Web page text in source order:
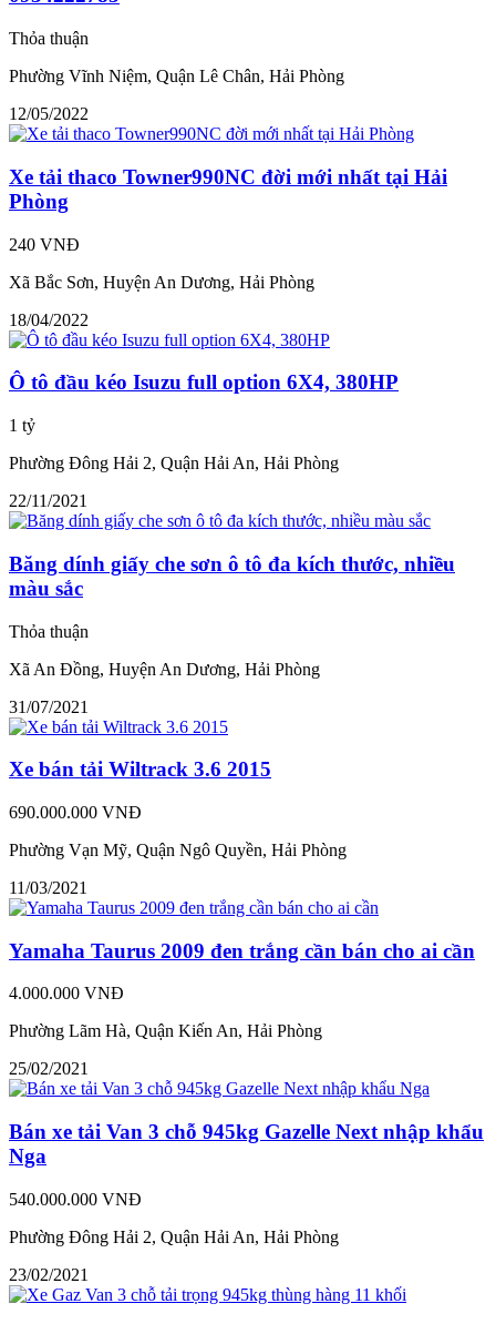
Thỏa thuận
Phường Vĩnh Niệm, Quận Lê Chân, Hải Phòng
12/05/2022
Xe tải thaco Towner990NC đời mới nhất tại Hải
Phòng
240 VNĐ
Xã Bắc Sơn, Huyện An Dương, Hải Phòng
18/04/2022
Ô tô đầu kéo Isuzu full option 6X4, 380HP
1 tỷ
Phường Đông Hải 2, Quận Hải An, Hải Phòng
22/11/2021
Băng dính giấy che sơn ô tô đa kích thước, nhiều
màu sắc
Thỏa thuận
Xã An Đồng, Huyện An Dương, Hải Phòng
31/07/2021
Xe bán tải Wiltrack 3.6 2015
690.000.000 VNĐ
Phường Vạn Mỹ, Quận Ngô Quyền, Hải Phòng
11/03/2021
Yamaha Taurus 2009 đen trắng cần bán cho ai cần
4.000.000 VNĐ
Phường Lãm Hà, Quận Kiến An, Hải Phòng
25/02/2021
Bán xe tải Van 3 chỗ 945kg Gazelle Next nhập khẩu
Nga
540.000.000 VNĐ
Phường Đông Hải 2, Quận Hải An, Hải Phòng
23/02/2021